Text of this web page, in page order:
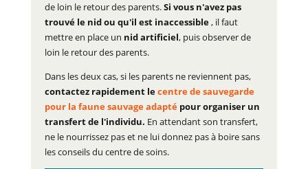
de loin le retour des parents.Si vous n'avez pas
trouvé le nid ou qu'il est inaccessible, il faut
mettre en place un nid artificiel, puis observer de
loin le retour des parents.
Dans les deux cas, si les parents ne reviennent pas,
contactez rapidement lecentre de sauvegarde
pour la faune sauvage adaptépour organiser un
transfert de l'individu. En attendant son transfert,
ne le nourrissez pas et ne lui donnez pas à boire sans
les conseils du centre de soins.